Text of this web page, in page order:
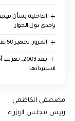
الداخلية بشأن
بإحدى دول الجوار
المرور: تجهيز 50 تقاطعاً بالكاميرات الحرارية ونصب 20 راداراً في بغداد
لاستردادها
مصطفى الكاظمي
رئيس مجلس الوزراء